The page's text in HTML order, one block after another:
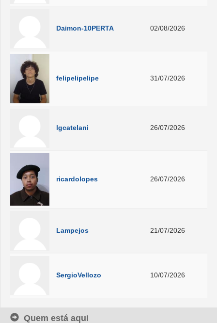
Daimon-10PERTA 02/08/2026
felipelipelipe 31/07/2026
lgcatelani 26/07/2026
ricardolopes 26/07/2026
Lampejos 21/07/2026
SergioVellozo 10/07/2026
Quem está aqui